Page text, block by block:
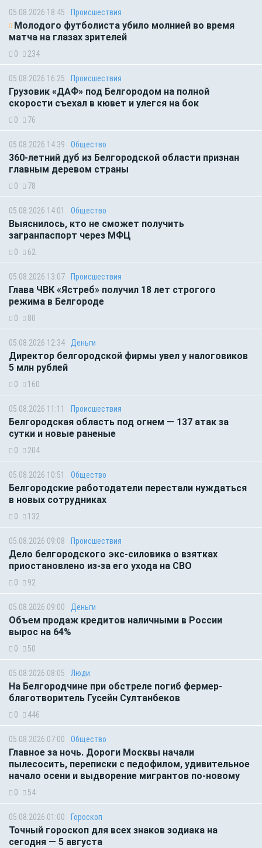
05.08.2026 18:45 Происшествия
Молодого футболиста убило молнией во время
матча на глазах зрителей
0 234
05.08.2026 16:25 Происшествия
Грузовик «ДАФ» под Белгородом на полной
скорости съехал в кювет и улегся на бок
0 76
05.08.2026 14:39 Общество
360-летний дуб из Белгородской области признан
главным деревом страны
0 78
05.08.2026 14:01 Общество
Выяснилось, кто не сможет получить
загранпаспорт через МФЦ
0 62
05.08.2026 13:07 Происшествия
Глава ЧВК «Ястреб» получил 18 лет строгого
режима в Белгороде
0 80
05.08.2026 12:34 Деньги
Директор белгородской фирмы увел у налоговиков
5 млн рублей
0 160
05.08.2026 11:11 Происшествия
Белгородская область под огнем — 137 атак за
сутки и новые раненые
0 204
05.08.2026 10:51 Общество
Белгородские работодатели перестали нуждаться
в новых сотрудниках
0 132
05.08.2026 09:08 Происшествия
Дело белгородского экс-силовика о взятках
приостановлено из-за его ухода на СВО
0 92
05.08.2026 09:00 Деньги
Объем продаж кредитов наличными в России
вырос на 64%
0 50
05.08.2026 08:05 Люди
На Белгородчине при обстреле погиб фермер-
благотворитель Гусейн Султанбеков
0 446
05.08.2026 07:00 Общество
Главное за ночь. Дороги Москвы начали
пылесосить, переписки с педофилом, удивительное
начало осени и выдворение мигрантов по-новому
0 54
05.08.2026 01:00 Гороскоп
Точный гороскоп для всех знаков зодиака на
сегодня — 5 августа